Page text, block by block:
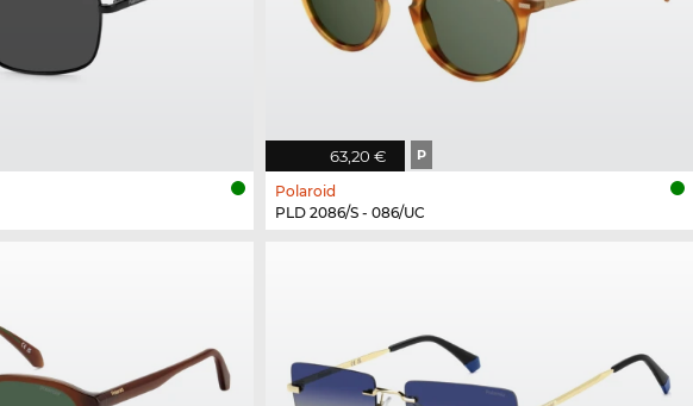
63,20 € P
Polaroid
PLD 2086/S - 086/UC